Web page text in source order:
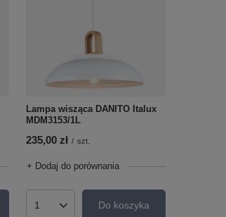
Lampa wisząca DANITO Italux
MDM3153/1L
235,00 zł / szt.
+ Dodaj do porównania
Ilość produktówDo koszyka